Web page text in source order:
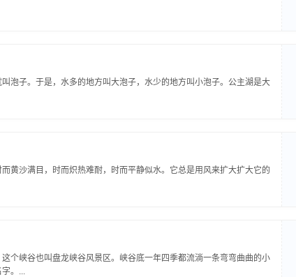
泡子。于是，水多的地方叫大泡子，水少的地方叫小泡子。公主湖是大
黄沙满目，时而炽热难耐，时而平静似水。它总是用风来扩大扩大它的
个峡谷也叫盘龙峡谷风景区。峡谷底一年四季都流淌一条弯弯曲曲的小
。...